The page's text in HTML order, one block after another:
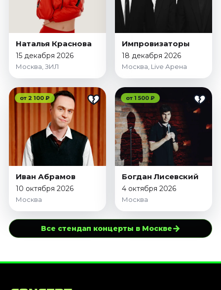
Наталья Краснова
15 декабря 2026
Москва, ЗИЛ
Импровизаторы
18 декабря 2026
Москва, Live Арена
от 2 100 ₽
Иван Абрамов
10 октября 2026
Москва
от 1 500 ₽
Богдан Лисевский
4 октября 2026
Москва
Все стендап концерты в Москве→